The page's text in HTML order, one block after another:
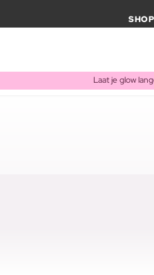
Laat je glow